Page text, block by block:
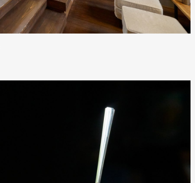
Art&Design Watch
Fashion
Official Columnist
Pen international